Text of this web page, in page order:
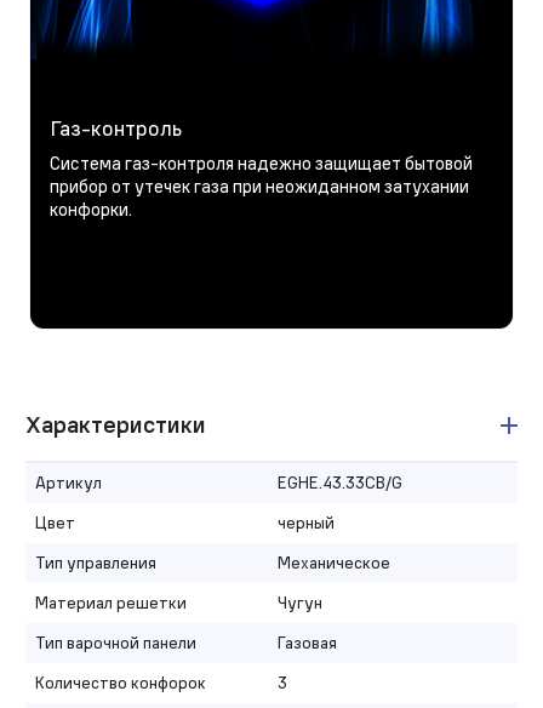
Газ-контроль
Система газ-контроля надежно защищает бытовой
прибор от утечек газа при неожиданном затухании
конфорки.
Характеристики
Артикул
EGHE.43.33CB/G
Цвет
черный
Тип управления
Механическое
Материал решетки
Чугун
Тип варочной панели
Газовая
Количество конфорок
3